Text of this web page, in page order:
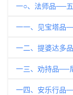
一○、法师品──
一一、见宝塔品
一二、提婆达多
一三、劝持品──
一四、安乐行品